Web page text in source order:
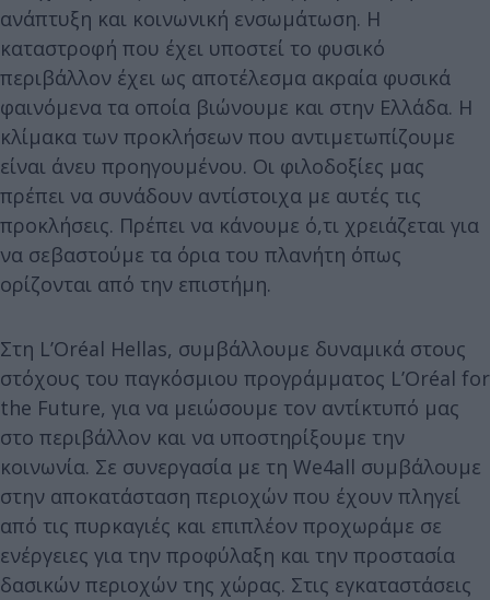
ανάπτυξη και κοινωνική ενσωμάτωση. Η
καταστροφή που έχει υποστεί το φυσικό
περιβάλλον έχει ως αποτέλεσμα ακραία φυσικά
φαινόμενα τα οποία βιώνουμε και στην Ελλάδα. Η
κλίμακα των προκλήσεων που αντιμετωπίζουμε
είναι άνευ προηγουμένου. Οι φιλοδοξίες μας
πρέπει να συνάδουν αντίστοιχα με αυτές τις
προκλήσεις. Πρέπει να κάνουμε ό,τι χρειάζεται για
να σεβαστούμε τα όρια του πλανήτη όπως
ορίζονται από την επιστήμη.
Στη L’Oréal Hellas, συμβάλλουμε δυναμικά στους
στόχους του παγκόσμιου προγράμματος L’Oréal for
the Future, για να μειώσουμε τον αντίκτυπό μας
στο περιβάλλον και να υποστηρίξουμε την
κοινωνία. Σε συνεργασία με τη We4all συμβάλουμε
στην αποκατάσταση περιοχών που έχουν πληγεί
από τις πυρκαγιές και επιπλέον προχωράμε σε
ενέργειες για την προφύλαξη και την προστασία
δασικών περιοχών της χώρας. Στις εγκαταστάσεις